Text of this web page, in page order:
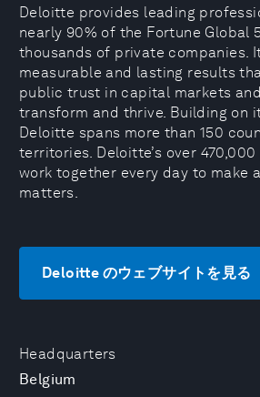
Headquarters
Belgium
Deloitte provides leading
nearly 90% of the Fortune Global
thousands of private companies.
measurable and lasting results
public trust in capital markets
transform and thrive. Building on
Deloitte spans more than 150
territories. Deloitte’s over
work together every day to make
matters.
Deloitte のウェブサイトを見る